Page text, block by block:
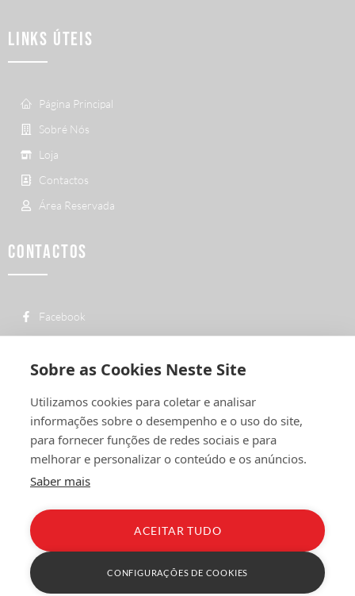
Sobre as Cookies Neste Site
Utilizamos cookies para coletar e analisar
informações sobre o desempenho e o uso do site,
para fornecer funções de redes sociais e para
melhorar e personalizar o conteúdo e os anúncios.
Saber mais
ACEITAR TUDO
CONFIGURAÇÕES DE COOKIES
LINKS ÚTEIS
Página Principal
Sobré Nós
Loja
Contactos
Área Reservada
CONTACTOS
Facebook
nacional
Rua de Outeiro nº 2132
4760-312 Vila Nova de Famalicão
Política de PrivacidadeCondições GeraisLivro de Reclamações